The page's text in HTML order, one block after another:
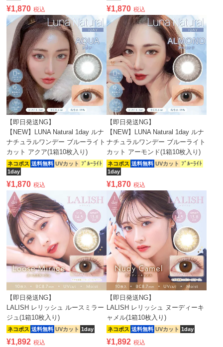
¥1,870 税込 ¥1,870 税込
【即日発送NG】
【NEW】LUNA Natural 1day ルナ
ナチュラルワンデー ブルーライト
カット アクア(1箱10枚入り)
ネコポス 送料無料 UVカット ﾌﾞﾙｰﾗｲﾄ
1day
¥1,870 税込
【即日発送NG】
【NEW】LUNA Natural 1day ルナ
ナチュラルワンデー ブルーライト
カット アーモンド(1箱10枚入り)
ネコポス 送料無料 UVカット ﾌﾞﾙｰﾗｲﾄ
1day
¥1,870 税込
【即日発送NG】
LALISH レリッシュ ルースミラー
ジュ(1箱10枚入り)
ネコポス 送料無料 UVカット 1day
¥1,892 税込
【即日発送NG】
LALISH レリッシュ ヌーディーキ
ャメル(1箱10枚入り)
ネコポス 送料無料 UVカット 1day
¥1,892 税込